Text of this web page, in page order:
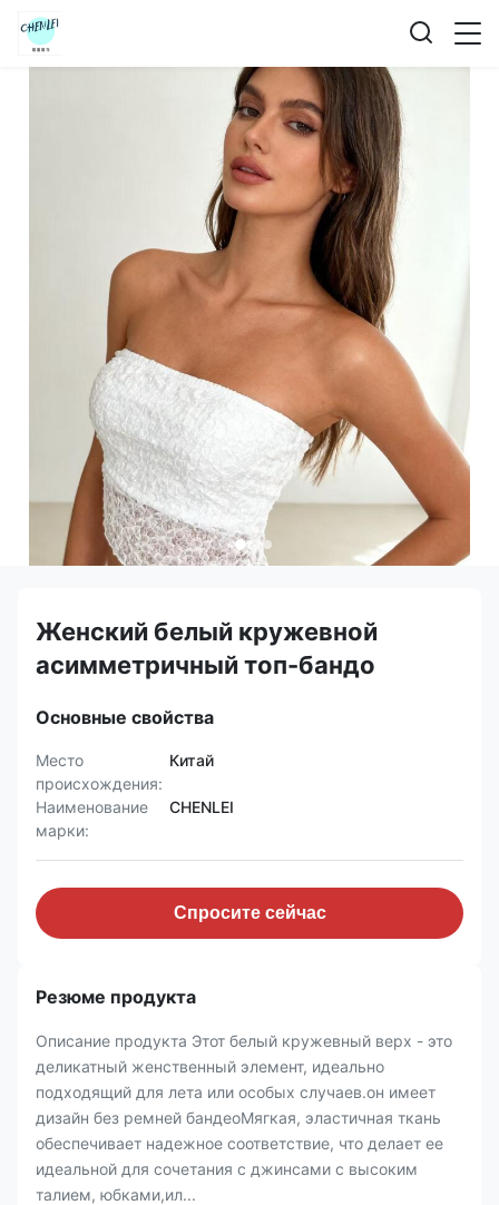
Женский белый кружевной
асимметричный топ-бандо
Основные свойства
Место
происхождения:
Китай
Наименование
марки:
CHENLEI
Спросите сейчас
Резюме продукта
Описание продукта Этот белый кружевный верх - это
деликатный женственный элемент, идеально
подходящий для лета или особых случаев.он имеет
дизайн без ремней бандеоМягкая, эластичная ткань
обеспечивает надежное соответствие, что делает ее
идеальной для сочетания с джинсами с высоким
талием, юбками,ил...